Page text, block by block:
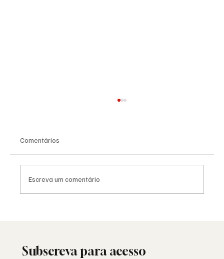
Comentários
Escreva um comentário
Subscreva para acesso